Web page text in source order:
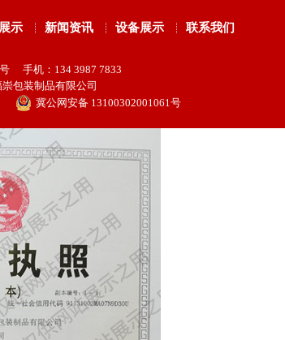
示 新闻资讯 设备展示 联系我们
手机：134 3987 7833
包装制品有限公司
冀公网安备 13100302001061号